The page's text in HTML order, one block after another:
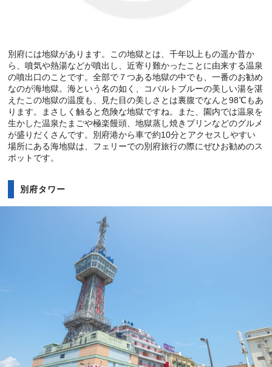
別府には地獄があります。この地獄とは、千年以上もの遥か昔か
ら、噴気や熱湯などが噴出し、近寄り難かったことに由来する温泉
の噴出口のことです。全部で７つある地獄の中でも、一番のお勧め
なのが海地獄。海という名の如く、コバルトブルーの美しい湯を湛
えたこの地獄の温度も、見た目の美しさとは裏腹でなんと98℃もあ
ります。まさしく触ると危険な地獄ですね。また、園内では温泉を
生かした温泉たまごや極楽饅頭、地獄蒸し焼きプリンなどのグルメ
が盛りだくさんです。別府港から車で約10分とアクセスしやすい
場所にある海地獄は、フェリーでの別府旅行の際にぜひお勧めのス
ポットです。
別府タワー